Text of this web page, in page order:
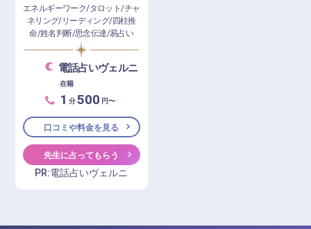
エネルギーワーク/タロット/チャ
ネリング/リーディング/四柱推
命/姓名判断/思念伝達/易占い
電話占いヴェルニ
在籍
1 分500 円〜
口コミや料金を見る
先生に占ってもらう
PR:電話占いヴェルニ